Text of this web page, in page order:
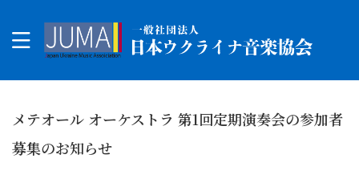
メテオール オーケストラ 第1回定期演奏会の参加者
募集のお知らせ